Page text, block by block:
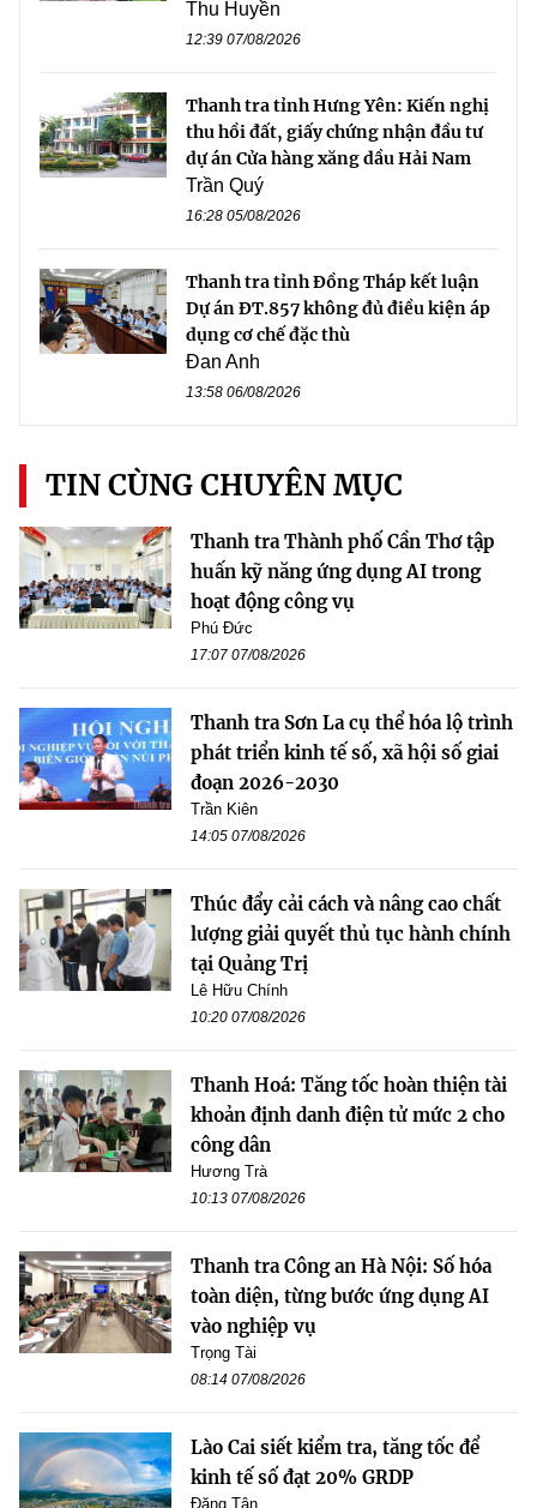
Thu Huyền
12:39 07/08/2026
Thanh tra tỉnh Hưng Yên: Kiến nghị
thu hồi đất, giấy chứng nhận đầu tư
dự án Cửa hàng xăng dầu Hải Nam
Trần Quý
16:28 05/08/2026
Thanh tra tỉnh Đồng Tháp kết luận
Dự án ĐT.857 không đủ điều kiện áp
dụng cơ chế đặc thù
Đan Anh
13:58 06/08/2026
TIN CÙNG CHUYÊN MỤC
Thanh tra Thành phố Cần Thơ tập
huấn kỹ năng ứng dụng AI trong
hoạt động công vụ
Phú Đức
17:07 07/08/2026
Thanh tra Sơn La cụ thể hóa lộ trình
phát triển kinh tế số, xã hội số giai
đoạn 2026-2030
Trần Kiên
14:05 07/08/2026
Thúc đẩy cải cách và nâng cao chất
lượng giải quyết thủ tục hành chính
tại Quảng Trị
Lê Hữu Chính
10:20 07/08/2026
Thanh Hoá: Tăng tốc hoàn thiện tài
khoản định danh điện tử mức 2 cho
công dân
Hương Trà
10:13 07/08/2026
Thanh tra Công an Hà Nội: Số hóa
toàn diện, từng bước ứng dụng AI
vào nghiệp vụ
Trọng Tài
08:14 07/08/2026
Lào Cai siết kiểm tra, tăng tốc để
kinh tế số đạt 20% GRDP
Đăng Tân